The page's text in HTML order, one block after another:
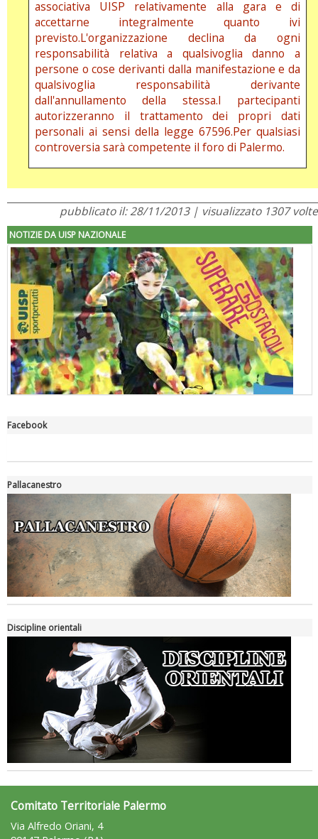
associativa UISP relativamente alla gara e di
accettarne integralmente quanto ivi
previsto.L'organizzazione declina da ogni
responsabilità relativa a qualsivoglia danno a
persone o cose derivanti dalla manifestazione e da
qualsivoglia responsabilità derivante
dall'annullamento della stessa.I partecipanti
autorizzeranno il trattamento dei propri dati
personali ai sensi della legge 67596.Per qualsiasi
controversia sarà competente il foro di Palermo.
pubblicato il: 28/11/2013 | visualizzato 1307 volte
NOTIZIE DA UISP NAZIONALE
"Superare gli ostacoli": la relazione di Tiziano Pesce al CN Uisp
Luglio 2026: "Pensando con i piedi, si possono fare le
rivoluzioni"
Tiziano Pesce a Radio InBlu2000 traccia il bilancio della stagione
Facebook
Pallacanestro
Discipline orientali
Comitato Territoriale Palermo
Via Alfredo Oriani, 4